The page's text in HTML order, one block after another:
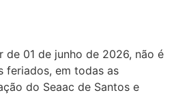
de 01 de junho de 2026, não é
feriados, em todas as
do Seaac de Santos e